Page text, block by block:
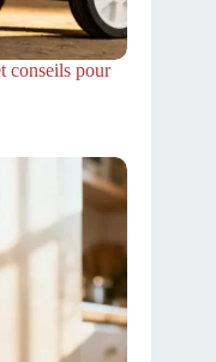
conseils pour